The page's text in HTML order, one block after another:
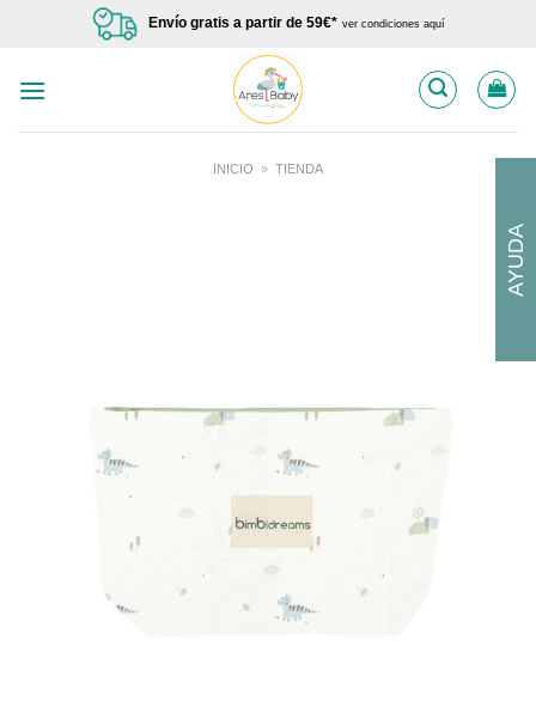
Envío gratis a partir de 59€* ver condiciones aquí
INICIO » TIENDA
AYUDA